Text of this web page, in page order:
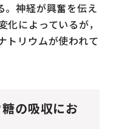
。神経が興奮を伝え
によっているが，
トリウムが使われて
の吸収にお